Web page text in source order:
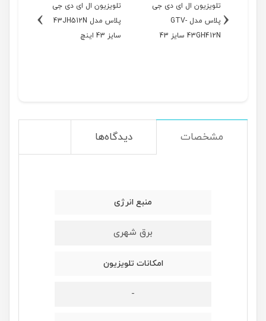
تلویزیون ال ای دی جی
پلاس مدل GTV-
43GH412N سایز 43
تلویزیون ال ای دی جی
پلاس مدل 43JH512N
سایز 43 اینچ
‹
›
مشخصات دیدگاه‌ها
منبع انرژی
برق شهری
امکانات تلویزیون
-